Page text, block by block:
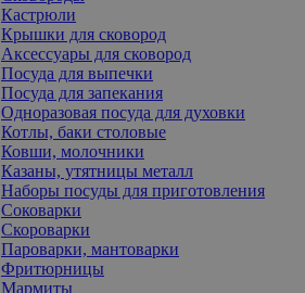
Кастрюли
Крышки для сковород
Аксессуары для сковород
Посуда для выпечки
Посуда для запекания
Одноразовая посуда для духовки
Котлы, баки столовые
Ковши, молочники
Казаны, утятницы металл
Наборы посуды для приготовления
Соковарки
Скороварки
Пароварки, мантоварки
Фритюрницы
Мармиты